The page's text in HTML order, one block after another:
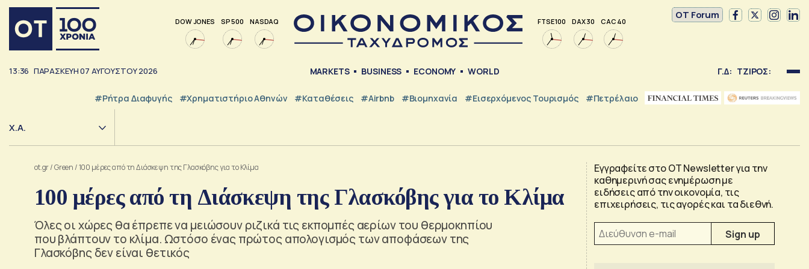
DOW JONES SP 500 NASDAQ FTSE 100 DAX 30 CAC 40
OT Forum
13:36 ΠΑΡΑΣΚΕΥΗ07 ΑΥΓΟΥΣΤΟΥ2026 MARKETS BUSINESS ECONOMY WORLD Γ.Δ: ΤΖΙΡΟΣ:
#ρήτρα Διαφυγής #Χρηματιστήριο Αθηνών #Καταθέσεις #Airbnb #Βιομηχανία #εισερχόμενος Τουρισμός #Πετρέλαιο
Χ.Α.
ot.gr/Green /100 μέρες από τη Διάσκεψη της Γλασκόβης για το Κλίμα
100 μέρες από τη Διάσκεψη της Γλασκόβης για το Κλίμα
Όλες οι χώρες θα έπρεπε να μειώσουν ριζικά τις εκπομπές αερίων του θερμοκηπίου
που βλάπτουν το κλίμα. Ωστόσο ένας πρώτος απολογισμός των αποφάσεων της
Γλασκόβης δεν είναι θετικός
Εγγραφείτε στο OT Newsletter για την
καθημερινή σας ενημέρωση με
ειδήσεις από την οικονομία, τις
επιχειρήσεις, τις αγορές και τα διεθνή.